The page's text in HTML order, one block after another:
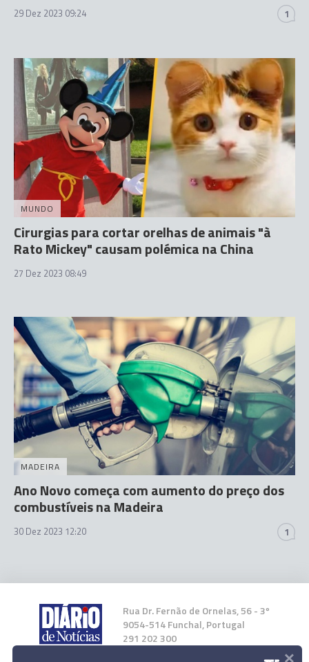
29 Dez 2023 09:24 1
MUNDO
Cirurgias para cortar orelhas de animais "à
Rato Mickey" causam polémica na China
27 Dez 2023 08:49
MADEIRA
Ano Novo começa com aumento do preço dos
combustíveis na Madeira
30 Dez 2023 12:20 1
Rua Dr. Fernão de Ornelas, 56 - 3º
9054-514 Funchal, Portugal
291 202 300